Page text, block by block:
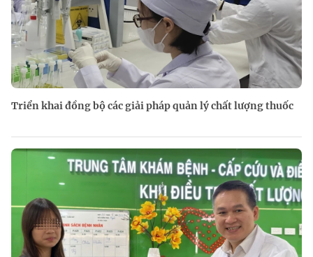
Triển khai đồng bộ các giải pháp quản lý chất lượng thuốc